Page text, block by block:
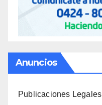
Anuncios
Publicaciones Legales